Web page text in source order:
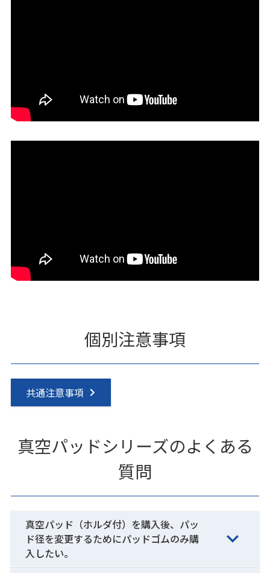
個別注意事項
共通注意事項
真空パッドシリーズのよくある
質問
真空パッド（ホルダ付）を購入後、パッ
ド径を変更するためにパッドゴムのみ購
入したい。